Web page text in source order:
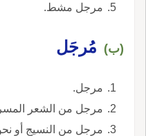
مرجل مشط.
(ب) مُرجَل
مرجل.
مرجل من الشعر
مرجل من النسيج أو